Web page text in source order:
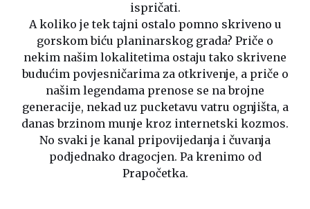
ispričati.
A koliko je tek tajni ostalo pomno skriveno u
gorskom biću planinarskog grada? Priče o
nekim našim lokalitetima ostaju tako skrivene
budućim povjesničarima za otkrivenje, a priče o
našim legendama prenose se na brojne
generacije, nekad uz pucketavu vatru ognjišta, a
danas brzinom munje kroz internetski kozmos.
No svaki je kanal pripovijedanja i čuvanja
podjednako dragocjen. Pa krenimo od
Prapočetka.